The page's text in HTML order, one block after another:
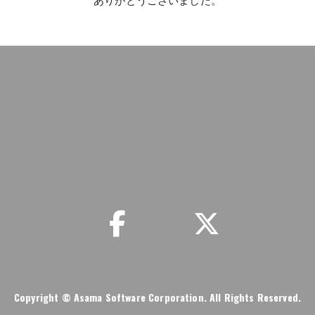
Copyright © Asama Software Corporation. All Rights Reserved.